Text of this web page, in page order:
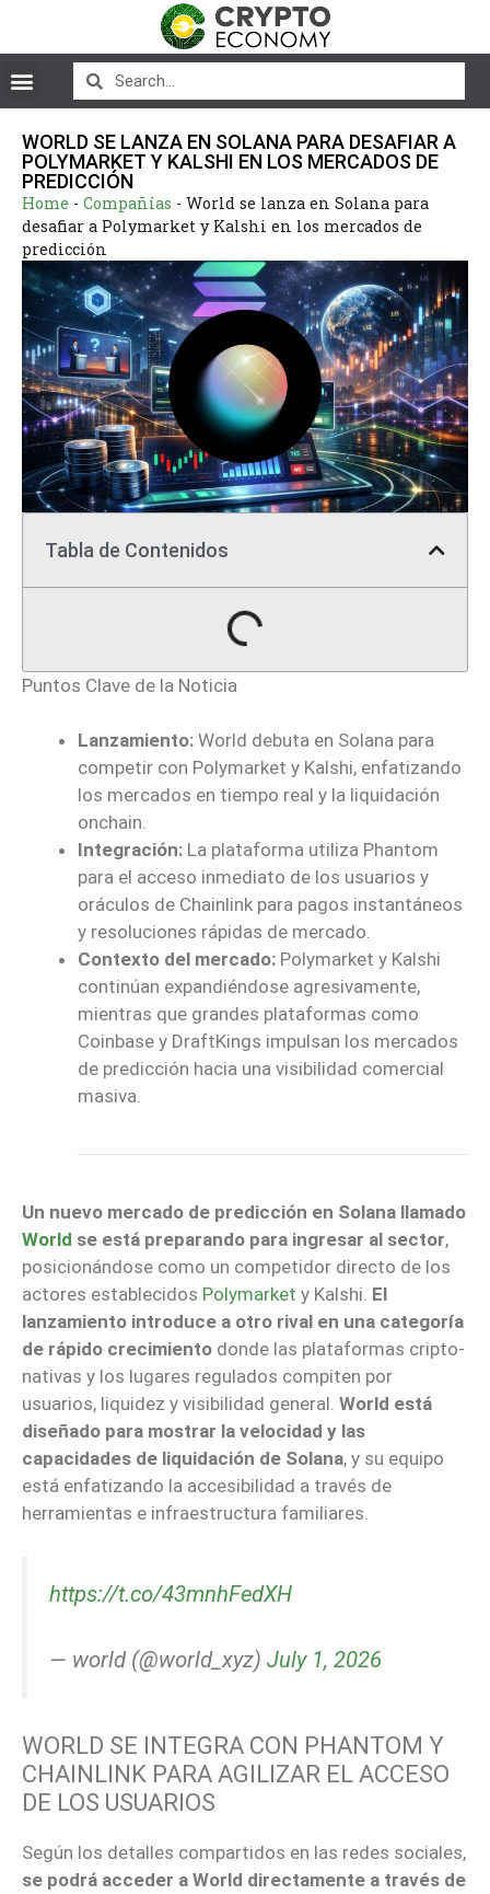
WORLD SE LANZA EN SOLANA PARA DESAFIAR A
POLYMARKET Y KALSHI EN LOS MERCADOS DE
PREDICCIÓN
Home - Compañías - World se lanza en Solana para
desafiar a Polymarket y Kalshi en los mercados de
predicción
Tabla de Contenidos
Puntos Clave de la Noticia
Lanzamiento: World debuta en Solana para
competir con Polymarket y Kalshi, enfatizando
los mercados en tiempo real y la liquidación
onchain.
Integración: La plataforma utiliza Phantom
para el acceso inmediato de los usuarios y
oráculos de Chainlink para pagos instantáneos
y resoluciones rápidas de mercado.
Contexto del mercado: Polymarket y Kalshi
continúan expandiéndose agresivamente,
mientras que grandes plataformas como
Coinbase y DraftKings impulsan los mercados
de predicción hacia una visibilidad comercial
masiva.
Un nuevo mercado de predicción en Solana llamado
World se está preparando para ingresar al sector,
posicionándose como un competidor directo de los
actores establecidos Polymarket y Kalshi. El
lanzamiento introduce a otro rival en una categoría
de rápido crecimiento donde las plataformas cripto-
nativas y los lugares regulados compiten por
usuarios, liquidez y visibilidad general. World está
diseñado para mostrar la velocidad y las
capacidades de liquidación de Solana, y su equipo
está enfatizando la accesibilidad a través de
herramientas e infraestructura familiares.
https://t.co/43mnhFedXH
— world (@world_xyz) July 1, 2026
WORLD SE INTEGRA CON PHANTOM Y
CHAINLINK PARA AGILIZAR EL ACCESO
DE LOS USUARIOS
Según los detalles compartidos en las redes sociales,
se podrá acceder a World directamente a través de